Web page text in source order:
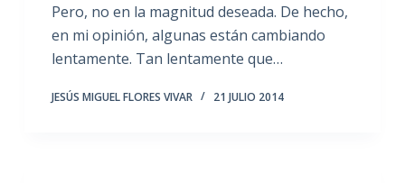
Pero, no en la magnitud deseada. De hecho,
en mi opinión, algunas están cambiando
lentamente. Tan lentamente que…
JESÚS MIGUEL FLORES VIVAR 21 JULIO 2014